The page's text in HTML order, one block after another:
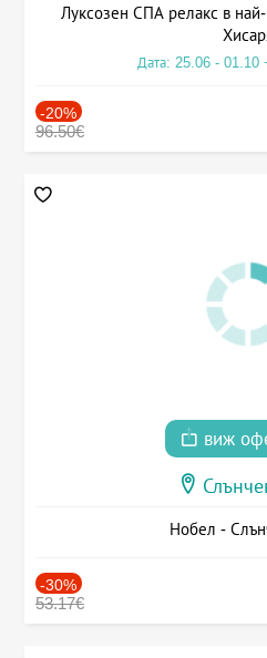
Луксозен СПА релакс в
Дата: 25.06 - 01.10
-20%
96.50€
виж
Нобел -
-30%
53.17€